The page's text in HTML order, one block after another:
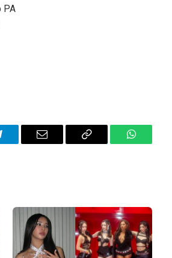
PA
Email
Copy
WhatsApp